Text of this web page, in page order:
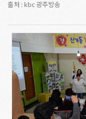
출처 : kbc 광주방송